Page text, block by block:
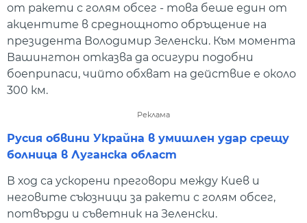
от ракети с голям обсег - това беше един от
акцентите в среднощното обръщение на
президента Володимир Зеленски. Към момента
Вашингтон отказва да осигури подобни
боеприпаси, чийто обхват на действие е около
300 км.
Реклама
Русия обвини Украйна в умишлен удар срещу
болница в Луганска област
В ход са ускорени преговори между Киев и
неговите съюзници за ракети с голям обсег,
потвърди и съветник на Зеленски.